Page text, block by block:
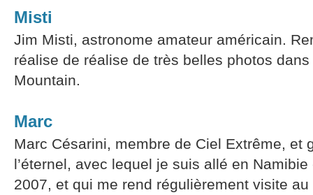
Misti
Jim Misti, astronome amateur américain.
réalise de réalise de très belles photos
Mountain.
Marc
Marc Césarini, membre de Ciel Extrême, et
l’éternel, avec lequel je suis allé en
2007, et qui me rend régulièrement visite au